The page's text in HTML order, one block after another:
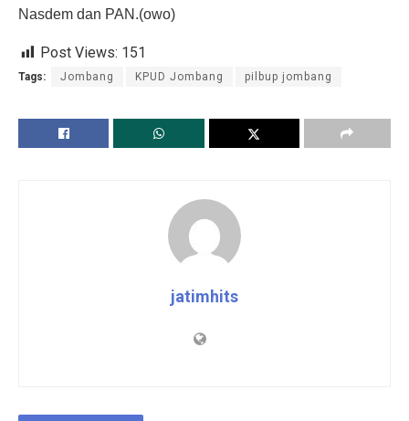
Nasdem dan PAN.(owo)
Post Views: 151
Tags: Jombang KPUD Jombang pilbup jombang
jatimhits